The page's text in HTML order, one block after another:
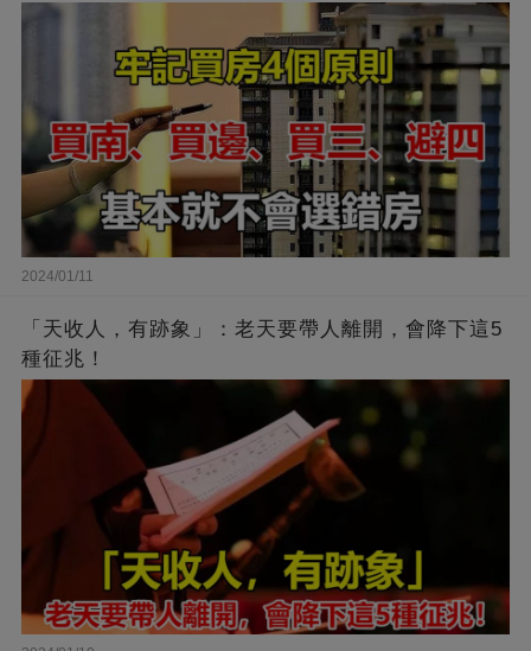
2024/01/11
「天收人，有跡象」：老天要帶人離開，會降下這5
種征兆！